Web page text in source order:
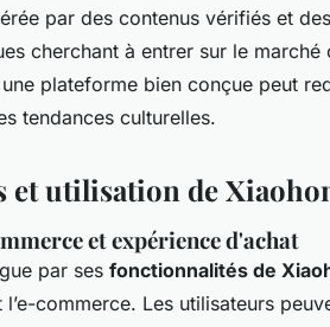
par des contenus vérifiés et
cherchant à entrer sur le
plateforme bien conçue peut
tendances culturelles.
et utilisation de
et expérience d'achat
par ses fonctionnalités de
commerce. Les utilisateurs